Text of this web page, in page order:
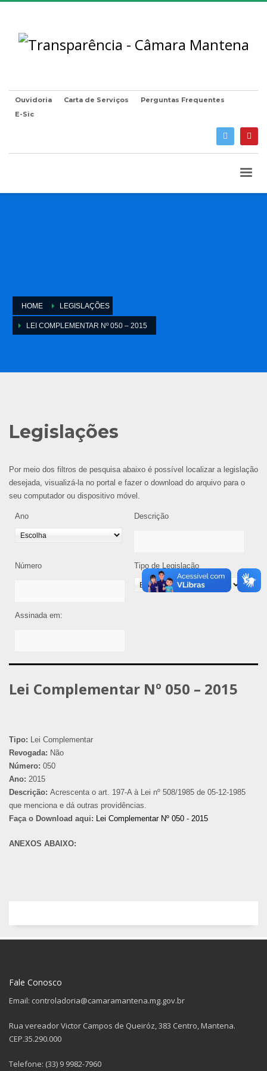
Ouvidoria Carta de Serviços
Perguntas Frequentes
E-Sic
HOME LEGISLAÇÕES
LEI COMPLEMENTAR Nº 050 – 2015
Legislações
Por meio dos filtros de pesquisa abaixo é possível localizar a legislação
desejada, visualizá-la no portal e fazer o download do arquivo para o
seu computador ou dispositivo móvel.
Ano Descrição
Número Tipo de Legislação
Assinada em:
Lei Complementar Nº 050 – 2015
Tipo: Lei Complementar
Revogada: Não
Número: 050
Ano: 2015
Descrição: Acrescenta o art. 197-A à Lei nº 508/1985 de 05-12-1985
que menciona e dá outras providências.
Faça o Download aqui: Lei Complementar Nº 050 - 2015
ANEXOS ABAIXO:
Fale Conosco
Email: controladoria@camaramantena.mg.gov.br
Rua vereador Victor Campos de Queiróz, 383 Centro, Mantena.
CEP.35.290.000
Telefone: (33) 9 9982-7960